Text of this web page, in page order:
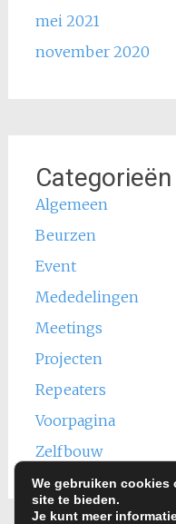
mei 2021
november 2020
Categorieën
Algemeen
Beurzen
Event
Mededelingen
Meetings
Projecten
Repeaters
Voorpagina
Zelfbouw
We gebruiken cookies
site te bieden.
Je kunt meer